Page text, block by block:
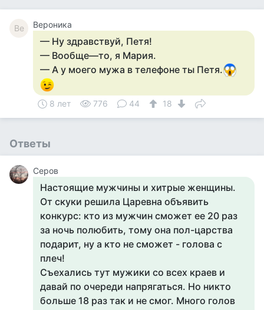
Ве Вероника
— Ну здравствуй, Петя!
— Вообще—то, я Мария.
— А у моего мужа в телефоне ты Петя.
8 лет 776 44 18
Ответы
Серов
Настоящие мужчины и хитрые женщины.
От скуки решила Царевна объявить
конкурс: кто из мужчин сможет ее 20 раз
за ночь полюбить, тому она пол-царства
подарит, ну а кто не сможет - голова с
плеч!
Съехались тут мужики со всех краев и
давай по очереди напрягаться. Но никто
больше 18 раз так и не смог. Много голов